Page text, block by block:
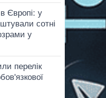
Європі: у
сотні
у
перелік